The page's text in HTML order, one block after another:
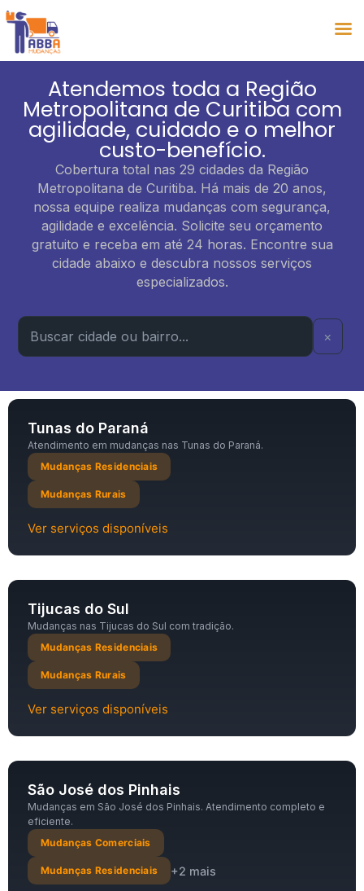
Atendemos toda a Região
Metropolitana de Curitiba com
agilidade, cuidado e o melhor
custo-benefício.
Cobertura total nas 29 cidades da Região
Metropolitana de Curitiba. Há mais de 20 anos,
nossa equipe realiza mudanças com segurança,
agilidade e excelência. Solicite seu orçamento
gratuito e receba em até 24 horas. Encontre sua
cidade abaixo e descubra nossos serviços
especializados.
×
Tunas do Paraná
Atendimento em mudanças nas Tunas do Paraná.
Mudanças Residenciais
Mudanças Rurais
Ver serviços disponíveis
Tijucas do Sul
Mudanças nas Tijucas do Sul com tradição.
Mudanças Residenciais
Mudanças Rurais
Ver serviços disponíveis
São José dos Pinhais
Mudanças em São José dos Pinhais. Atendimento completo e
eficiente.
Mudanças Comerciais
Mudanças Residenciais +2 mais